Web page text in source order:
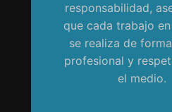
responsabilidad,
que cada trabajo
se realiza de
profesional y
el medio.